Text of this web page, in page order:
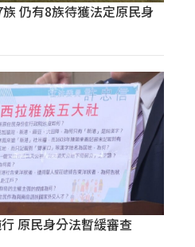
仍有8族待獲法定原民身
原民身分法暫緩審查